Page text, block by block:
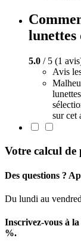
lunettes
5.0 / 5 (1
Avis
sur cet
Votre calcul de
Des questions ?
Du lundi au
Inscrivez-vous à
%.